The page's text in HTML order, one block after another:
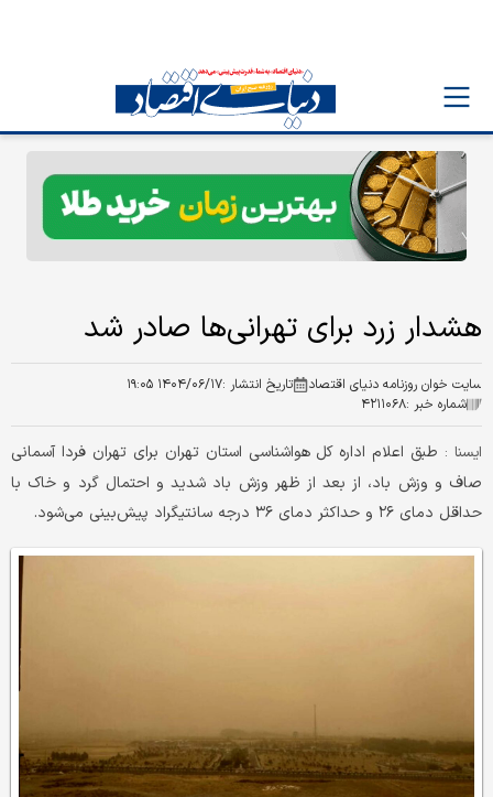
هشدار زرد برای تهرانی‌ها صادر شد
سایت خوان روزنامه دنیای اقتصاد تاریخ انتشار :۱۴۰۴/۰۶/۱۷ ۱۹:۰۵
شماره خبر :۴۲۱۱۰۶۸
ايسنا : طبق اعلام اداره کل هواشناسی استان تهران برای تهران فردا آسمانی
صاف و وزش باد، از بعد از ظهر وزش باد شدید و احتمال گرد و خاک با
حداقل دمای ۲۶ و حداکثر دمای ۳۶ درجه سانتیگراد پیش‌بینی می‌شود.